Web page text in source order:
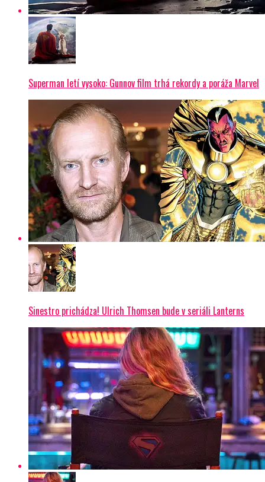
Superman letí vysoko: Gunnov film trhá rekordy a poráža Marvel
Sinestro prichádza! Ulrich Thomsen bude v seriáli Lanterns